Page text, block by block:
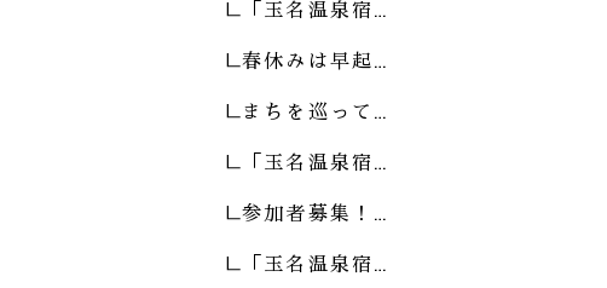
「玉名温泉宿…
春休みは早起…
まちを巡って…
「玉名温泉宿…
参加者募集！…
「玉名温泉宿…